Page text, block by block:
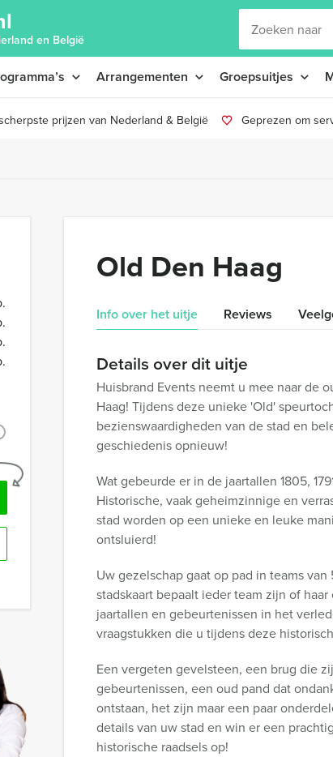
en België
Arrangementen Groepsuitjes
prijzen van Nederland & België Geprezen om
Old Den Haag
Info over het uitje Reviews
Details over dit uitje
Huisbrand Events neemt u mee naar de
Haag! Tijdens deze unieke 'Old'
bezienswaardigheden van de stad en
geschiedenis opnieuw!
Wat gebeurde er in de jaartallen 1805,
Historische, vaak geheimzinnige en
stad worden op een unieke en leuke
ontsluierd!
Uw gezelschap gaat op pad in teams
stadskaart bepaalt ieder team zijn of
jaartallen en gebeurtenissen in het
vraagstukken die u tijdens deze
Een vergeten gevelsteen, een brug die
gebeurtenissen, een oud pand dat
ontstaan, het zijn maar een paar
details van uw stad en win er een
historische raadsels op!